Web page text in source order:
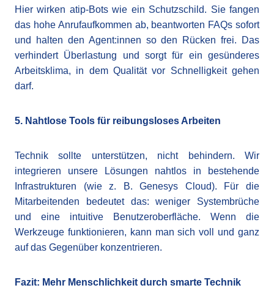
Hier wirken atip-Bots wie ein Schutzschild. Sie fangen
das hohe Anrufaufkommen ab, beantworten FAQs sofort
und halten den Agent:innen so den Rücken frei. Das
verhindert Überlastung und sorgt für ein gesünderes
Arbeitsklima, in dem Qualität vor Schnelligkeit gehen
darf.
5. Nahtlose Tools für reibungsloses Arbeiten
Technik sollte unterstützen, nicht behindern. Wir
integrieren unsere Lösungen nahtlos in bestehende
Infrastrukturen (wie z. B. Genesys Cloud). Für die
Mitarbeitenden bedeutet das: weniger Systembrüche
und eine intuitive Benutzeroberfläche. Wenn die
Werkzeuge funktionieren, kann man sich voll und ganz
auf das Gegenüber konzentrieren.
Fazit: Mehr Menschlichkeit durch smarte Technik